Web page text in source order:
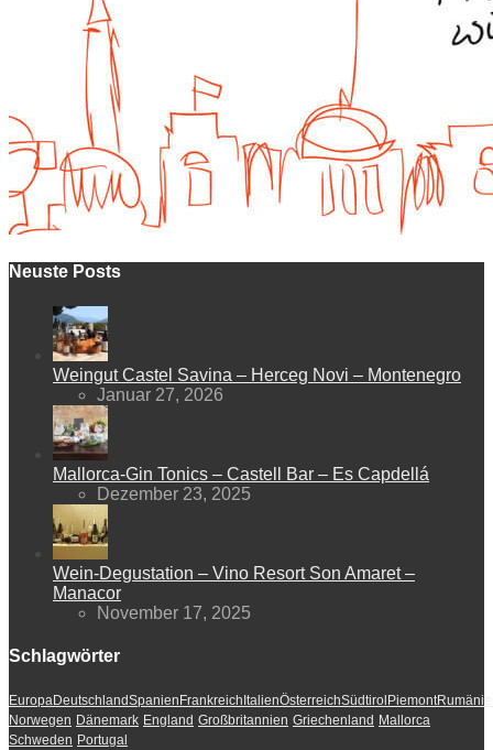
Neuste Posts
Weingut Castel Savina – Herceg Novi – Montenegro
Januar 27, 2026
Mallorca-Gin Tonics – Castell Bar – Es Capdellá
Dezember 23, 2025
Wein-Degustation – Vino Resort Son Amaret –
Manacor
November 17, 2025
Schlagwörter
EuropaDeutschlandSpanien Frankreich ItalienÖsterreichSüdtirol Piemont
Norwegen Dänemark England Großbritannien Griechenland Mallorca
Schweden Portugal